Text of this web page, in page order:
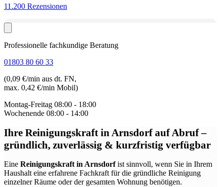
11.200 Rezensionen
Professionelle fachkundige Beratung
01803 80 60 33
(0,09 €/min aus dt. FN,
max. 0,42 €/min Mobil)
Montag-Freitag 08:00 - 18:00
Wochenende 08:00 - 14:00
Ihre Reinigungskraft in Arnsdorf auf Abruf–
gründlich, zuverlässig & kurzfristig verfügbar
Eine Reinigungskraft in Arnsdorfist sinnvoll, wenn Sie in Ihrem
Haushalt eine erfahrene Fachkraft für die gründliche Reinigung
einzelner Räume oder der gesamten Wohnung benötigen.